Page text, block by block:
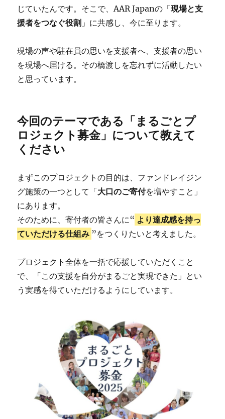
じていたんです。そこで、AAR Japanの「現場と支
援者をつなぐ役割 」に共感し、今に至ります。
現場の声や駐在員の思いを支援者へ、支援者の思い
を現場へ届ける。その橋渡しを忘れずに活動したい
と思っています。
今回のテーマである「まるごとプ
ロジェクト募金」について教えて
ください
まずこのプロジェクトの目的は、ファンドレイジン
グ施策の一つとして「大口のご寄付を増やすこと」
にあります。
そのために、寄付者の皆さんに“ より達成感を持っ
ていただける仕組み ”をつくりたいと考えました。
プロジェクト全体を一括で応援していただくこと
で、「この支援を自分がまるごと実現できた」とい
う実感を得ていただけるようにしています。